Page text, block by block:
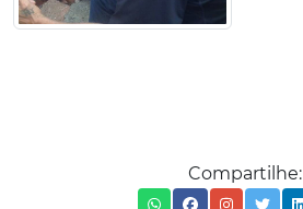
Compartilhe: